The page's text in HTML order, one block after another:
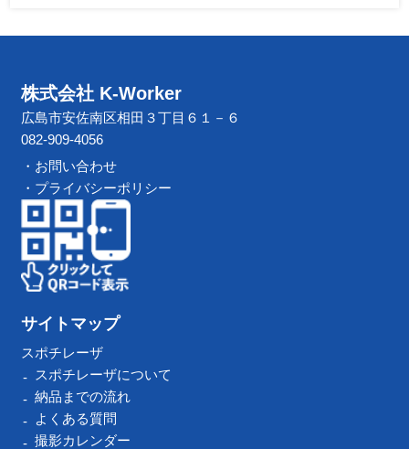
株式会社 K-Worker
広島市安佐南区相田３丁目６１－６
082-909-4056
・お問い合わせ
・プライバシーポリシー
サイトマップ
スポチレーザ
スポチレーザについて
納品までの流れ
よくある質問
撮影カレンダー